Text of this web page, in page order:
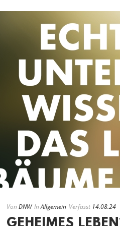
Von DNW In Allgemein Verfasst 14.08.24